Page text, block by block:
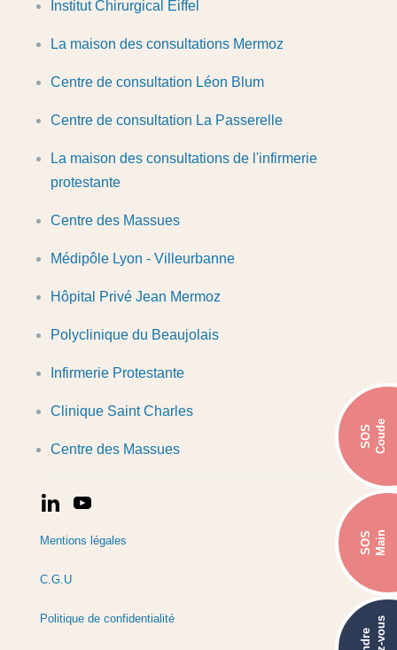
SOS Coude
SOS Main
Institut Chirurgical Eiffel
La maison des consultations Mermoz
Centre de consultation Léon Blum
Centre de consultation La Passerelle
La maison des consultations de l'infirmerie
protestante
Centre des Massues
Médipôle Lyon - Villeurbanne
Hôpital Privé Jean Mermoz
Polyclinique du Beaujolais
Infirmerie Protestante
Clinique Saint Charles
Centre des Massues
Mentions légales
C.G.U
Politique de confidentialité